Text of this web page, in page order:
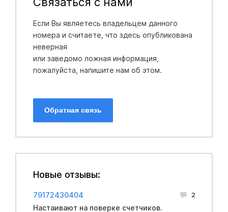
Если Вы являетесь владельцем данного
номера и считаете, что здесь опубликована
неверная
или заведомо ложная информация,
пожалуйста, напишите нам об этом.
Обратная связь
Новые отзывы:
79172430404 2
Настаивают на поверке счетчиков.